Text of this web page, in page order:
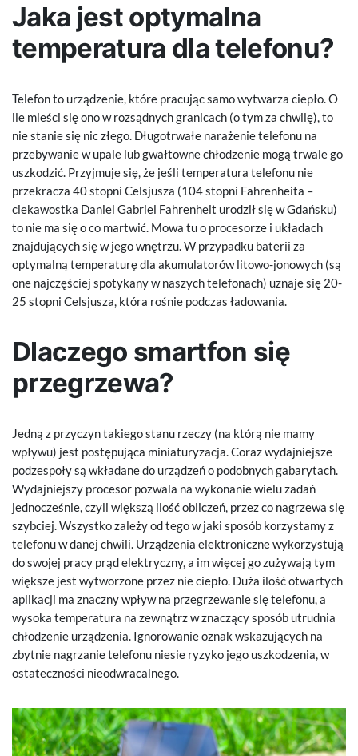
Jaka jest optymalna
temperatura dla telefonu?
Telefon to urządzenie, które pracując samo wytwarza ciepło. O
ile mieści się ono w rozsądnych granicach (o tym za chwilę), to
nie stanie się nic złego. Długotrwałe narażenie telefonu na
przebywanie w upale lub gwałtowne chłodzenie mogą trwale go
uszkodzić. Przyjmuje się, że jeśli temperatura telefonu nie
przekracza 40 stopni Celsjusza (104 stopni Fahrenheita –
ciekawostka Daniel Gabriel Fahrenheit urodził się w Gdańsku)
to nie ma się o co martwić. Mowa tu o procesorze i układach
znajdujących się w jego wnętrzu. W przypadku baterii za
optymalną temperaturę dla akumulatorów litowo-jonowych (są
one najczęściej spotykany w naszych telefonach) uznaje się 20-
25 stopni Celsjusza, która rośnie podczas ładowania.
Dlaczego smartfon się
przegrzewa?
Jedną z przyczyn takiego stanu rzeczy (na którą nie mamy
wpływu) jest postępująca miniaturyzacja. Coraz wydajniejsze
podzespoły są wkładane do urządzeń o podobnych gabarytach.
Wydajniejszy procesor pozwala na wykonanie wielu zadań
jednocześnie, czyli większą ilość obliczeń, przez co nagrzewa się
szybciej. Wszystko zależy od tego w jaki sposób korzystamy z
telefonu w danej chwili. Urządzenia elektroniczne wykorzystują
do swojej pracy prąd elektryczny, a im więcej go zużywają tym
większe jest wytworzone przez nie ciepło. Duża ilość otwartych
aplikacji ma znaczny wpływ na przegrzewanie się telefonu, a
wysoka temperatura na zewnątrz w znaczący sposób utrudnia
chłodzenie urządzenia. Ignorowanie oznak wskazujących na
zbytnie nagrzanie telefonu niesie ryzyko jego uszkodzenia, w
ostateczności nieodwracalnego.